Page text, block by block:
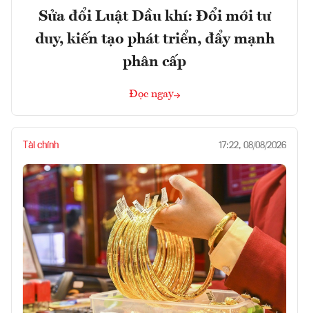
Sửa đổi Luật Dầu khí: Đổi mới tư
duy, kiến tạo phát triển, đẩy mạnh
phân cấp
Đọc ngay
Tài chính 17:22, 08/08/2026